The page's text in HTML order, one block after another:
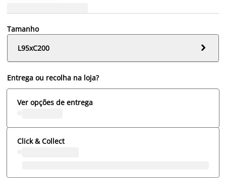
Tamanho
L95xC200

Entrega ou recolha na loja?
Ver opções de entrega
Click & Collect